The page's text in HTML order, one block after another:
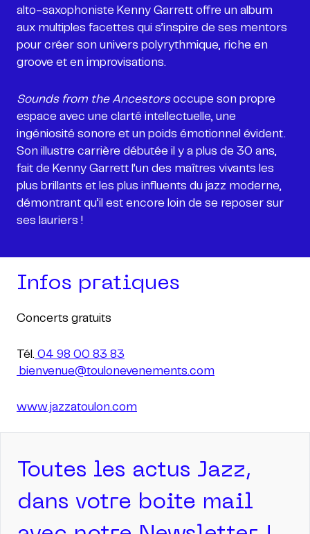
alto-saxophoniste Kenny Garrett offre un album
aux multiples facettes qui s’inspire de ses mentors
pour créer son univers polyrythmique, riche en
groove et en improvisations.
Sounds from the Ancestorsoccupe son propre
espace avec une clarté intellectuelle, une
ingéniosité sonore et un poids émotionnel évident.
Son illustre carrière débutée il y a plus de 30 ans,
fait de Kenny Garrett l’un des maîtres vivants les
plus brillants et les plus influents du jazz moderne,
démontrant qu’il est encore loin de se reposer sur
ses lauriers !
Infos pratiques
Concerts gratuits
Tél. 04 98 00 83 83
bienvenue@toulonevenements.com
www.jazzatoulon.com
Toutes les actus Jazz,
dans votre boite mail